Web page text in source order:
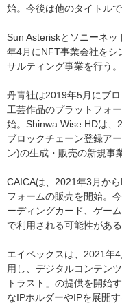
始。今後は他のタイトル
Sun Asteriskとソニーネ
年4月にNFT事業会社をシ
サルティング事業を行う。
丹青社は2019年5月にブ
工芸作品のプラットフォ
始。Shinwa Wise HDは、
ブロックチェーン登録ア
ン)の生成・販売の新規事
CAICAは、2021年3月か
フォームの販売を開始。
ーディングカード、ゲー
で利用される可能性がある
エイベックスは、2021年
用し、デジタルコンテン
トラスト」の提供を開始
なIPホルダーやIPを展開